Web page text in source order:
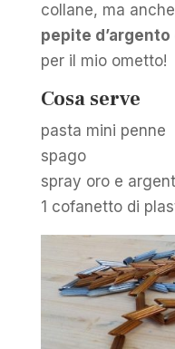
collane, ma anche
pepite d’argento
per il mio ometto!
Cosa serve
pasta mini penne
spago
spray oro e
1 cofanetto di